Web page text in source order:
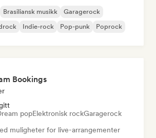
Brasiliansk musikk
Garagerock
Indie-rock Pop-punk Poprock
Bookings
popElektronisk rockGaragerock
muligheter for live-arrangementer